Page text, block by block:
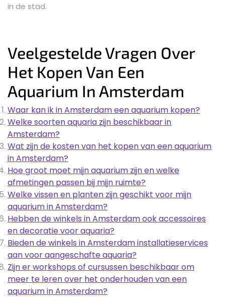
in de stad.
Veelgestelde Vragen Over
Het Kopen Van Een
Aquarium In Amsterdam
Waar kan ik in Amsterdam een aquarium kopen?
Welke soorten aquaria zijn beschikbaar in
Amsterdam?
Wat zijn de kosten van het kopen van een aquarium
in Amsterdam?
Hoe groot moet mijn aquarium zijn en welke
afmetingen passen bij mijn ruimte?
Welke vissen en planten zijn geschikt voor mijn
aquarium in Amsterdam?
Hebben de winkels in Amsterdam ook accessoires
en decoratie voor aquaria?
Bieden de winkels in Amsterdam installatieservices
aan voor aangeschafte aquaria?
Zijn er workshops of cursussen beschikbaar om
meer te leren over het onderhouden van een
aquarium in Amsterdam?